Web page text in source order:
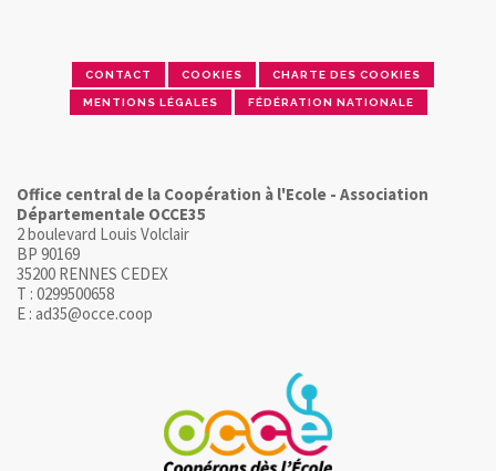
CONTACT COOKIES CHARTE DES COOKIES
MENTIONS LÉGALES FÉDÉRATION NATIONALE
Office central de la Coopération à l'Ecole - Association
Départementale OCCE35
2 boulevard Louis Volclair
BP 90169
35200 RENNES CEDEX
T : 0299500658
E : ad35@occe.coop